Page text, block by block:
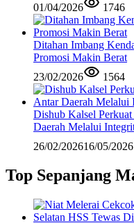
01/04/2026
1746
Ditahan Imbang
Promosi Makin Berat
23/02/2026
1564
Dishub Kalsel
Daerah Melalui
26/02/202616/05/2026
Top Sepanjang